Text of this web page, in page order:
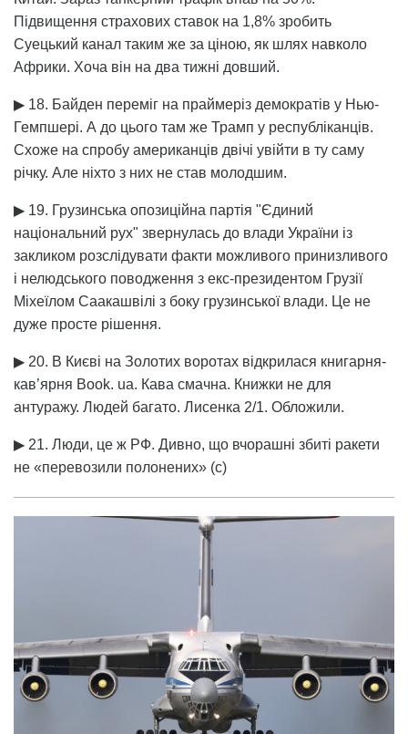
Підвищення страхових ставок на 1,8% зробить
Суецький канал таким же за ціною, як шлях навколо
Африки. Хоча він на два тижні довший.
▶ 18. Байден переміг на праймеріз демократів у Нью-
Гемпшері. А до цього там же Трамп у республіканців.
Схоже на спробу американців двічі увійти в ту саму
річку. Але ніхто з них не став молодшим.
▶ 19. Грузинська опозиційна партія "Єдиний
національний рух" звернулась до влади України із
закликом розслідувати факти можливого принизливого
і нелюдського поводження з екс-президентом Грузії
Міхеїлом Саакашвілі з боку грузинської влади. Це не
дуже просте рішення.
▶ 20. В Києві на Золотих воротах відкрилася книгарня-
кав’ярня Book. ua. Кава смачна. Книжки не для
антуражу. Людей багато. Лисенка 2/1. Обложили.
▶ 21. Люди, це ж РФ. Дивно, що вчорашні збиті ракети
не «перевозили полонених» (с)